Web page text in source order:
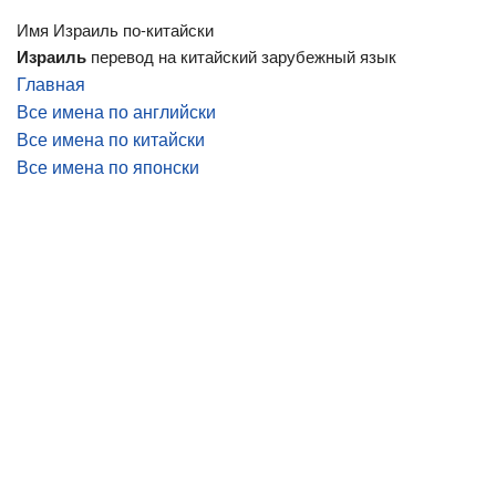
Имя Израиль по-китайски
Израиль перевод на китайский зарубежный язык
Главная
Все имена по английски
Все имена по китайски
Все имена по японски